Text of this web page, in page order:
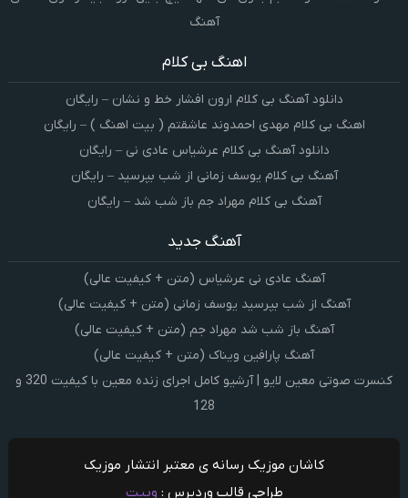
آهنگ
اهنگ بی کلام
دانلود آهنگ بی کلام ارون افشار خط و نشان – رایگان
اهنگ بی کلام مهدی احمدوند عاشقتم ( بیت اهنگ ) – رایگان
دانلود آهنگ بی کلام عرشیاس عادی نی – رایگان
آهنگ بی کلام یوسف زمانی از شب بپرسید – رایگان
آهنگ بی کلام مهراد جم باز شب شد – رایگان
آهنگ جدید
آهنگ عادی نی عرشیاس (متن + کیفیت عالی)
آهنگ از شب بپرسید یوسف زمانی (متن + کیفیت عالی)
آهنگ باز شب شد مهراد جم (متن + کیفیت عالی)
آهنگ پارافین ویناک (متن + کیفیت عالی)
کنسرت صوتی معین لایو | آرشیو کامل اجرای زنده معین با کیفیت 320 و
128
کاشان موزیک رسانه ی معتبر انتشار موزیک
طراحی قالب وردپرس : وبیت